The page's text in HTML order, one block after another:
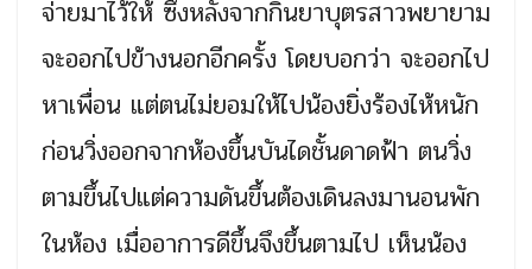
จ่ายมาไว้ให้ ซึ่งหลังจากกินยาบุตรสาวพยายาม
จะออกไปข้างนอกอีกครั้ง โดยบอกว่า จะออกไป
หาเพื่อน แต่ตนไม่ยอมให้ไปน้องยิ่งร้องไห้หนัก
ก่อนวิ่งออกจากห้องขึ้นบันไดชั้นดาดฟ้า ตนวิ่ง
ตามขึ้นไปแต่ความดันขึ้นต้องเดินลงมานอนพัก
ในห้อง เมื่ออาการดีขึ้นจึงขึ้นตามไป เห็นน้อง